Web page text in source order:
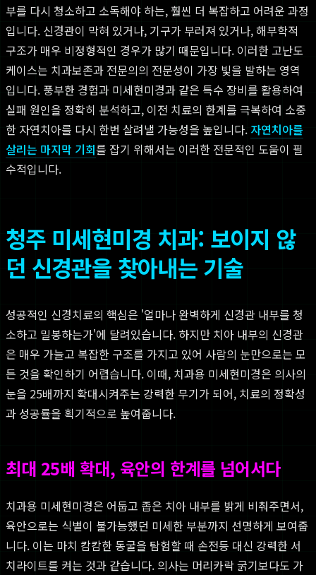
부를 다시 청소하고 소독해야 하는, 훨씬 더 복잡하고 어려운 과정
입니다. 신경관이 막혀 있거나, 기구가 부러져 있거나, 해부학적
구조가 매우 비정형적인 경우가 많기 때문입니다. 이러한 고난도
케이스는 치과보존과 전문의의 전문성이 가장 빛을 발하는 영역
입니다. 풍부한 경험과 미세현미경과 같은 특수 장비를 활용하여
실패 원인을 정확히 분석하고, 이전 치료의 한계를 극복하여 소중
한 자연치아를 다시 한번 살려낼 가능성을 높입니다. 자연치아를
살리는 마지막 기회를 잡기 위해서는 이러한 전문적인 도움이 필
수적입니다.
청주 미세현미경 치과: 보이지 않
던 신경관을 찾아내는 기술
성공적인 신경치료의 핵심은 '얼마나 완벽하게 신경관 내부를 청
소하고 밀봉하는가'에 달려있습니다. 하지만 치아 내부의 신경관
은 매우 가늘고 복잡한 구조를 가지고 있어 사람의 눈만으로는 모
든 것을 확인하기 어렵습니다. 이때, 치과용 미세현미경은 의사의
눈을 25배까지 확대시켜주는 강력한 무기가 되어, 치료의 정확성
과 성공률을 획기적으로 높여줍니다.
최대 25배 확대, 육안의 한계를 넘어서다
치과용 미세현미경은 어둡고 좁은 치아 내부를 밝게 비춰주면서,
육안으로는 식별이 불가능했던 미세한 부분까지 선명하게 보여줍
니다. 이는 마치 캄캄한 동굴을 탐험할 때 손전등 대신 강력한 서
치라이트를 켜는 것과 같습니다. 의사는 머리카락 굵기보다도 가